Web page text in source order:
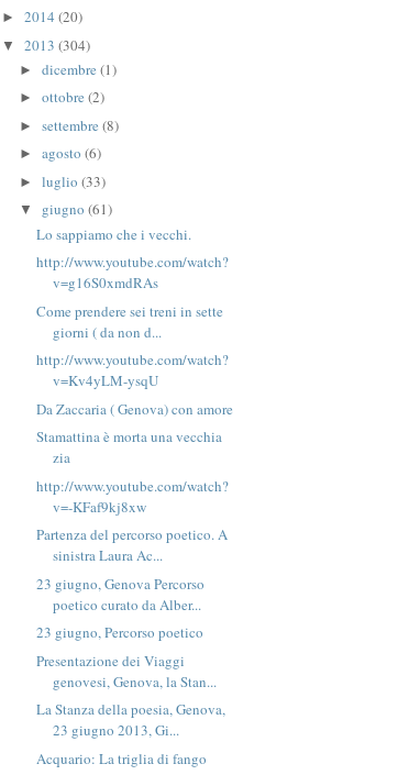
► 2014 (20)
▼ 2013 (304)
► dicembre (1)
► ottobre (2)
► settembre (8)
► agosto (6)
► luglio (33)
▼ giugno (61)
Lo sappiamo che i vecchi.
http://www.youtube.com/watch?
v=g16S0xmdRAs
Come prendere sei treni in sette
giorni ( da non d...
http://www.youtube.com/watch?
v=Kv4yLM-ysqU
Da Zaccaria ( Genova) con amore
Stamattina è morta una vecchia
zia
http://www.youtube.com/watch?
v=-KFaf9kj8xw
Partenza del percorso poetico. A
sinistra Laura Ac...
23 giugno, Genova Percorso
poetico curato da Alber...
23 giugno, Percorso poetico
Presentazione dei Viaggi
genovesi, Genova, la Stan...
La Stanza della poesia, Genova,
23 giugno 2013, Gi...
Acquario: La triglia di fango